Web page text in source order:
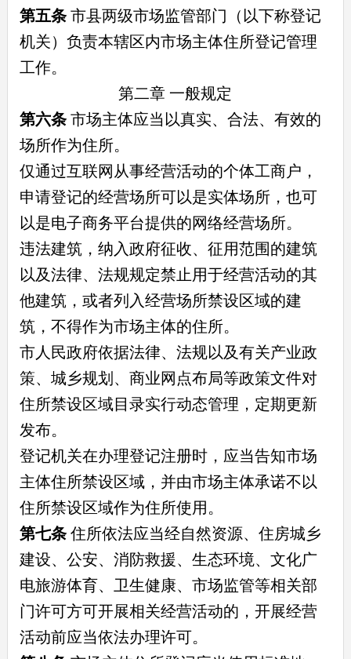
第五条市县两级市场监管部门（以下称登记
机关）负责本辖区内市场主体住所登记管理
工作。
第二章 一般规定
第六条市场主体应当以真实、合法、有效的
场所作为住所。
仅通过互联网从事经营活动的个体工商户，
申请登记的经营场所可以是实体场所，也可
以是电子商务平台提供的网络经营场所。
违法建筑，纳入政府征收、征用范围的建筑
以及法律、法规规定禁止用于经营活动的其
他建筑，或者列入经营场所禁设区域的建
筑，不得作为市场主体的住所。
市人民政府依据法律、法规以及有关产业政
策、城乡规划、商业网点布局等政策文件对
住所禁设区域目录实行动态管理，定期更新
发布。
登记机关在办理登记注册时，应当告知市场
主体住所禁设区域，并由市场主体承诺不以
住所禁设区域作为住所使用。
第七条住所依法应当经自然资源、住房城乡
建设、公安、消防救援、生态环境、文化广
电旅游体育、卫生健康、市场监管等相关部
门许可方可开展相关经营活动的，开展经营
活动前应当依法办理许可。